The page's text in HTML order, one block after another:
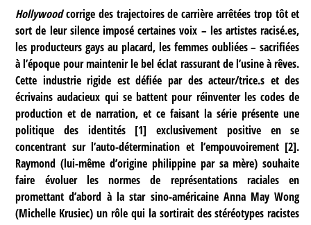
Hollywoodcorrige des trajectoires de carrière arrêtées trop tôt et
sort de leur silence imposé certaines voix – les artistes racisé.es,
les producteurs gays au placard, les femmes oubliées – sacrifiées
à l’époque pour maintenir le bel éclat rassurant de l’usine à rêves.
Cette industrie rigide est défiée par des acteur/trice.s et des
écrivains audacieux qui se battent pour réinventer les codes de
production et de narration, et ce faisant la série présente une
politique des identités[1] exclusivement positive en se
concentrant sur l’auto-détermination et l’empouvoirement[2].
Raymond (lui-même d’origine philippine par sa mère) souhaite
faire évoluer les normes de représentations raciales en
promettant d’abord à la star sino-américaine Anna May Wong
(Michelle Krusiec) un rôle qui la sortirait des stéréotypes racistes